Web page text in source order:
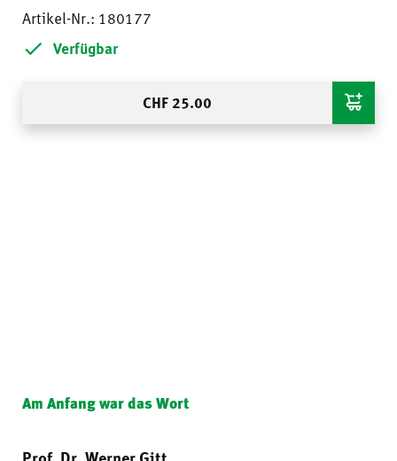
Artikel-Nr.: 180177
Verfügbar
CHF 25.00
Am Anfang war das Wort